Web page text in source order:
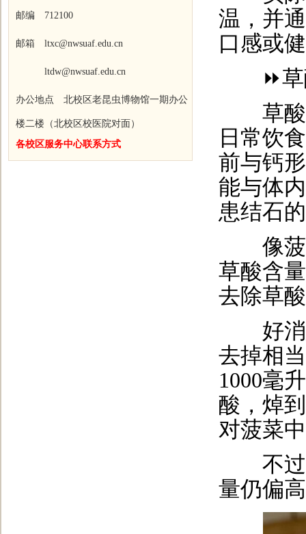
邮编 712100
邮箱 ltxc@nwsuaf.edu.cn
ltdw@nwsuaf.edu.cn
办公地点 北校区老昆虫博物馆一期办公
楼二楼（北校区校医院对面）
各校区服务中心联系方式
温，并
口感或
⏩草
草酸
日常饮
前与钙
能与体
患结石
像菠
草酸含
去除草
好消
去掉相
1000毫
酸，焯
对菠菜
不过
量仍偏